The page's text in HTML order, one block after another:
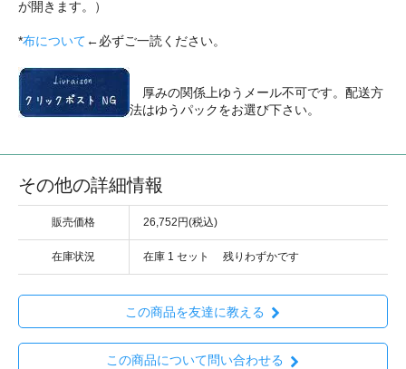
が開きます。）
*布について ←必ずご一読ください。
厚みの関係上ゆうメール不可です。配送方
法はゆうパックをお選び下さい。
その他の詳細情報
販売価格 26,752円(税込)
在庫状況 在庫 1 セット 残りわずかです
この商品を友達に教える
この商品について問い合わせる